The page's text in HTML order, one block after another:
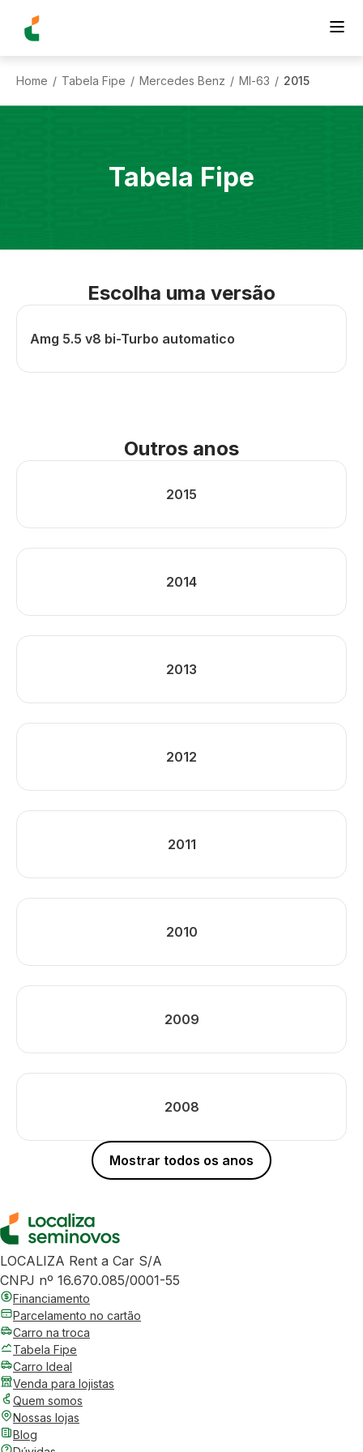
Home / Tabela Fipe / Mercedes Benz / Ml-63 / 2015
Tabela Fipe
Escolha uma versão
Amg 5.5 v8 bi-Turbo automatico
Outros anos
2015
2014
2013
2012
2011
2010
2009
2008
Mostrar todos os anos
LOCALIZA Rent a Car S/A
CNPJ nº 16.670.085/0001-55
Financiamento
Parcelamento no cartão
Carro na troca
Tabela Fipe
Carro Ideal
Venda para lojistas
Quem somos
Nossas lojas
Blog